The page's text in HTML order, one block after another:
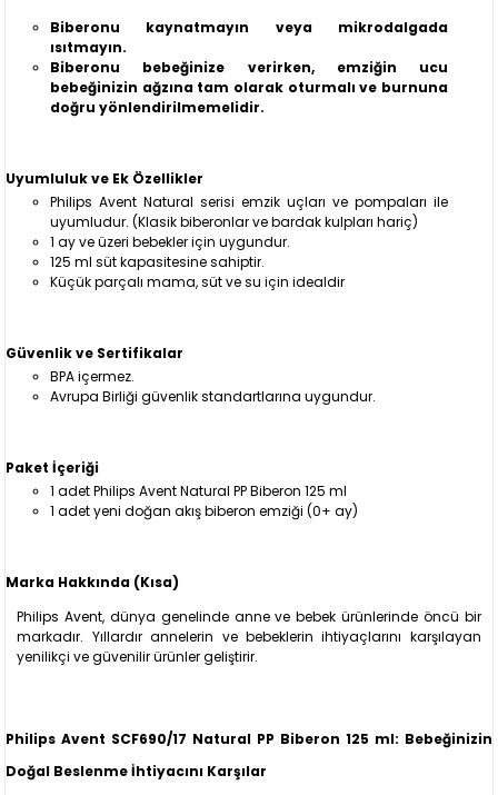
Biberonu kaynatmayın veya mikrodalgada
ısıtmayın.
Biberonu bebeğinize verirken, emziğin ucu
bebeğinizin ağzına tam olarak oturmalı ve burnuna
doğru yönlendirilmemelidir.
Uyumluluk ve Ek Özellikler
Philips Avent Natural serisi emzik uçları ve pompaları ile
uyumludur. (Klasik biberonlar ve bardak kulpları hariç)
1 ay ve üzeri bebekler için uygundur.
125 ml süt kapasitesine sahiptir.
Küçük parçalı mama, süt ve su için idealdir
Güvenlik ve Sertifikalar
BPA içermez.
Avrupa Birliği güvenlik standartlarına uygundur.
Paket İçeriği
1 adet Philips Avent Natural PP Biberon 125 ml
1 adet yeni doğan akış biberon emziği (0+ ay)
Marka Hakkında (Kısa)
Philips Avent, dünya genelinde anne ve bebek ürünlerinde öncü bir
markadır. Yıllardır annelerin ve bebeklerin ihtiyaçlarını karşılayan
yenilikçi ve güvenilir ürünler geliştirir.
Philips Avent SCF690/17 Natural PP Biberon 125 ml: Bebeğinizin
Doğal Beslenme İhtiyacını Karşılar